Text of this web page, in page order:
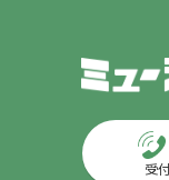
受